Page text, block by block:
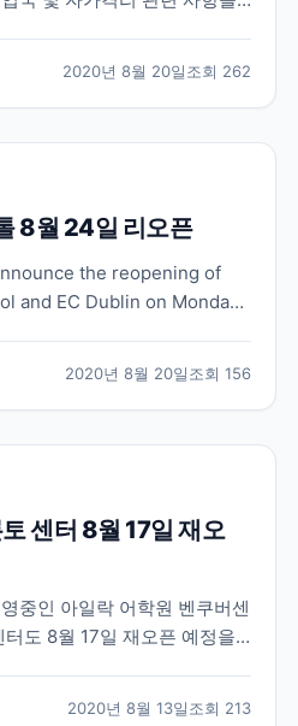
나다 입국 1. 학생비자 소지
하이브리드 수업인...
2020년 8월 20일조회 262
8월 24일 리오픈
the reopening of
and EC Dublin on Monday
2020년 8월 20일조회 156
센터 8월 17일 재오
중인 아일락 어학원 벤쿠버센
도 8월 17일 재오픈 예정을
2020년 8월 13일조회 213